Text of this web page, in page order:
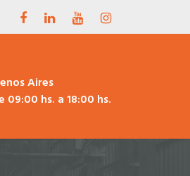
Aires
09:00 hs. a 18:00 hs.